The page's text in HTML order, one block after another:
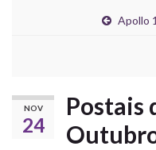
Apollo
NOV
24
Postais